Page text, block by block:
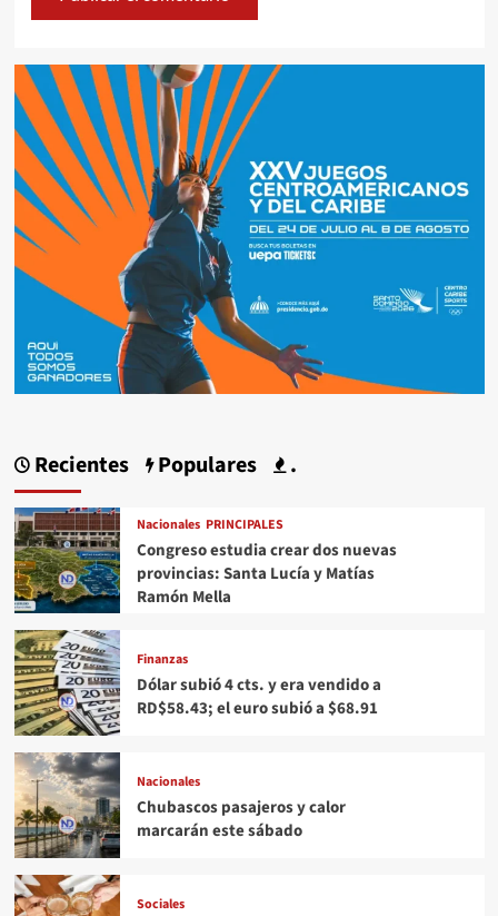
Recientes Populares .
Nacionales PRINCIPALES
Congreso estudia crear dos nuevas
provincias: Santa Lucía y Matías
Ramón Mella
Finanzas
Dólar subió 4 cts. y era vendido a
RD$58.43; el euro subió a $68.91
Nacionales
Chubascos pasajeros y calor
marcarán este sábado
Sociales